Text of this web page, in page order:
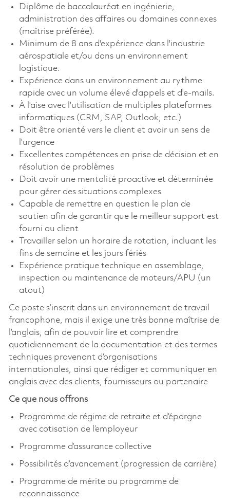
Diplôme de baccalauréat en ingénierie,
administration des affaires ou domaines connexes
(maîtrise préférée).
Minimum de 8 ans d'expérience dans l'industrie
aérospatiale et/ou dans un environnement
logistique.
Expérience dans un environnement au rythme
rapide avec un volume élevé d'appels et d'e-mails.
À l'aise avec l'utilisation de multiples plateformes
informatiques (CRM, SAP, Outlook, etc.)
Doit être orienté vers le client et avoir un sens de
l'urgence
Excellentes compétences en prise de décision et en
résolution de problèmes
Doit avoir une mentalité proactive et déterminée
pour gérer des situations complexes
Capable de remettre en question le plan de
soutien afin de garantir que le meilleur support est
fourni au client
Travailler selon un horaire de rotation, incluant les
fins de semaine et les jours fériés
Expérience pratique technique en assemblage,
inspection ou maintenance de moteurs/APU (un
atout)
Ce poste s’inscrit dans un environnement de travail
francophone, mais il exige une très bonne maîtrise de
l’anglais, afin de pouvoir lire et comprendre
quotidiennement de la documentation et des termes
techniques provenant d’organisations
internationales, ainsi que rédiger et communiquer en
anglais avec des clients, fournisseurs ou partenaire
Ce que nous offrons
Programme de régime de retraite et d’épargne
avec cotisation de l’employeur
Programme d’assurance collective
Possibilités d’avancement (progression de carrière)
Programme de mérite ou programme de
reconnaissance